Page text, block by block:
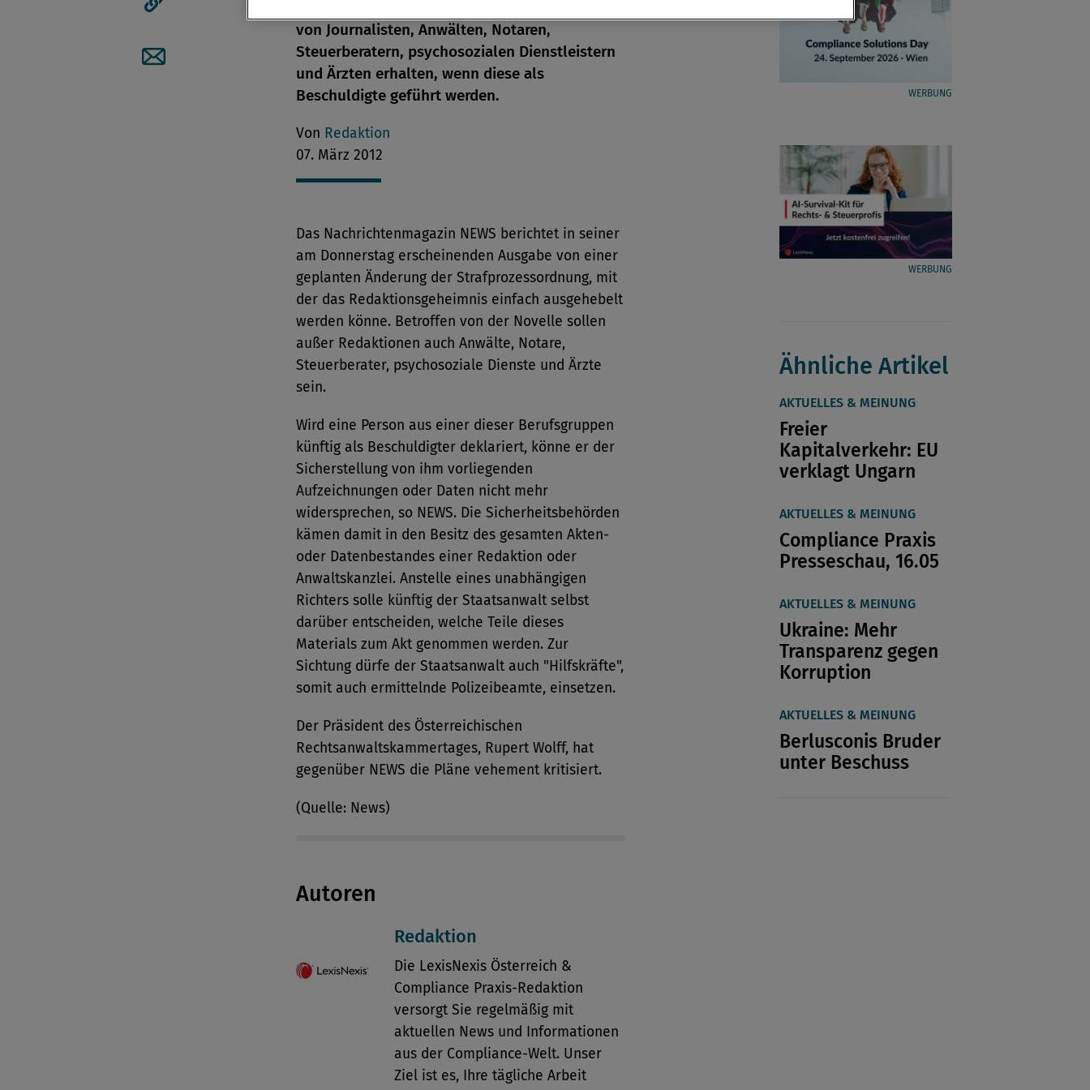
Artikellink kopieren
Artikel per Mail teilen
von Journalisten, Anwälten, Notaren,
Steuerberatern, psychosozialen Dienstleistern
und Ärzten erhalten, wenn diese als
Beschuldigte geführt werden.
Von Redaktion
07. März 2012
Das Nachrichtenmagazin NEWS berichtet in seiner
am Donnerstag erscheinenden Ausgabe von einer
geplanten Änderung der Strafprozessordnung, mit
der das Redaktionsgeheimnis einfach ausgehebelt
werden könne. Betroffen von der Novelle sollen
außer Redaktionen auch Anwälte, Notare,
Steuerberater, psychosoziale Dienste und Ärzte
sein.
Wird eine Person aus einer dieser Berufsgruppen
künftig als Beschuldigter deklariert, könne er der
Sicherstellung von ihm vorliegenden
Aufzeichnungen oder Daten nicht mehr
widersprechen, so NEWS. Die Sicherheitsbehörden
kämen damit in den Besitz des gesamten Akten-
oder Datenbestandes einer Redaktion oder
Anwaltskanzlei. Anstelle eines unabhängigen
Richters solle künftig der Staatsanwalt selbst
darüber entscheiden, welche Teile dieses
Materials zum Akt genommen werden. Zur
Sichtung dürfe der Staatsanwalt auch "Hilfskräfte",
somit auch ermittelnde Polizeibeamte, einsetzen.
Der Präsident des Österreichischen
Rechtsanwaltskammertages, Rupert Wolff, hat
gegenüber NEWS die Pläne vehement kritisiert.
(Quelle: News)
Autoren
Redaktion
Die LexisNexis Österreich &
Compliance Praxis-Redaktion
versorgt Sie regelmäßig mit
aktuellen News und Informationen
aus der Compliance-Welt. Unser
Ziel ist es, Ihre tägliche Arbeit
WERBUNG
WERBUNG
Ähnliche Artikel
AKTUELLES & MEINUNG
Freier
Kapitalverkehr: EU
verklagt Ungarn
AKTUELLES & MEINUNG
Compliance Praxis
Presseschau, 16.05
AKTUELLES & MEINUNG
Ukraine: Mehr
Transparenz gegen
Korruption
AKTUELLES & MEINUNG
Berlusconis Bruder
unter Beschuss